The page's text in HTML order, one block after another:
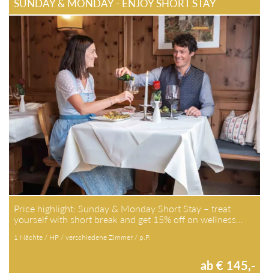
SUNDAY & MONDAY - ENJOY SHORT STAY
Price highlight: Sunday & Monday Short Stay – treat
yourself with short break and get 15% off on wellness…
1 Nächte / HP / verschiedene Zimmer / p.P.
ab € 145,-